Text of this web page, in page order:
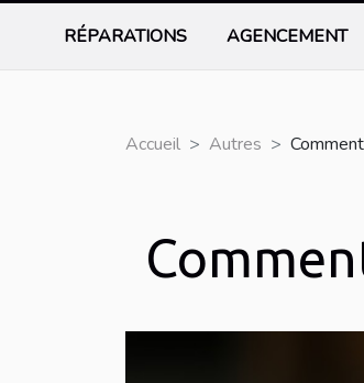
RÉPARATIONS AGENCEMENT
Accueil Autres